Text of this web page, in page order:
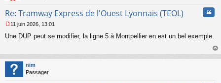
Re: Tramway Express de l'Ouest Lyonnais (TEOL)
e
a
g
e
11 juin 2026, 13:01
Une DUP peut se modifier, la ligne 5 à Montpellier en est un bel exemple.
au
nim
Passager